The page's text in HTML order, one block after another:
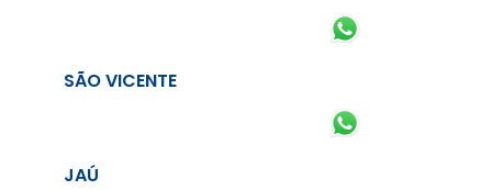
SÃO VICENTE
JAÚ